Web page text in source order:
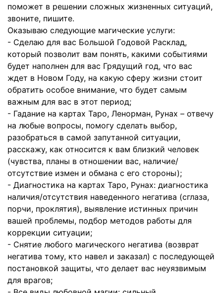
поможет в решении сложных жизненных ситуаций,
звоните, пишите.
Оказываю следующие магические услуги:
- Сделаю для вас Большой Годовой Расклад,
который позволит вам понять, какими событиями
будет наполнен для вас Грядущий год, что вас
ждет в Новом Году, на какую сферу жизни стоит
обратить особое внимание, что будет самым
важным для вас в этот период;
- Гадание на картах Таро, Ленорман, Рунах – отвечу
на любые вопросы, помогу сделать выбор,
разобраться в самой запутанной ситуации,
расскажу, как относится к вам близкий человек
(чувства, планы в отношении вас, наличие/
отсутствие измен и обмана с его стороны);
- Диагностика на картах Таро, Рунах: диагностика
наличия/отсутствия наведенного негатива (сглаза,
порчи, проклятия), выявление истинных причин
вашей проблемы, подбор методов работы для
коррекции ситуации;
- Снятие любого магического негатива (возврат
негатива тому, кто навел и заказал) с последующей
постановкой защиты, что делает вас неуязвимым
для врагов;